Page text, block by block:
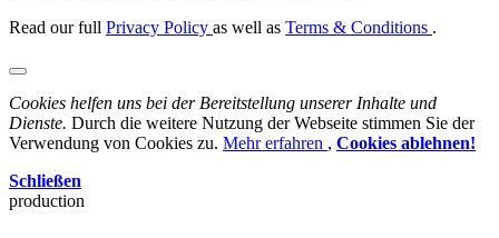
Read our full Privacy Policy as well as Terms & Conditions .
Cookies helfen uns bei der Bereitstellung unserer Inhalte und
Dienste. Durch die weitere Nutzung der Webseite stimmen Sie der
Verwendung von Cookies zu. Mehr erfahren , Cookies ablehnen!
Schließen
production